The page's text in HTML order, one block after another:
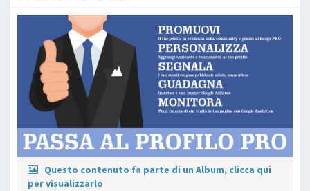
Questo contenuto fa parte di un Album, clicca qui
per visualizzarlo